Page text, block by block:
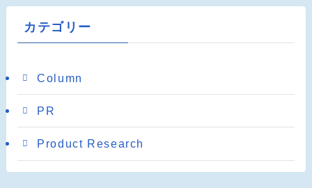
カテゴリー
Column
PR
Product Research